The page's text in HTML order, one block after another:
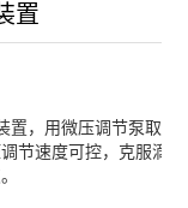
置
置，用微压调节泵取代
节速度可控，克服滴